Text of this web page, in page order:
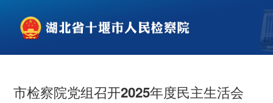
市检察院党组召开2025年度民主生活会